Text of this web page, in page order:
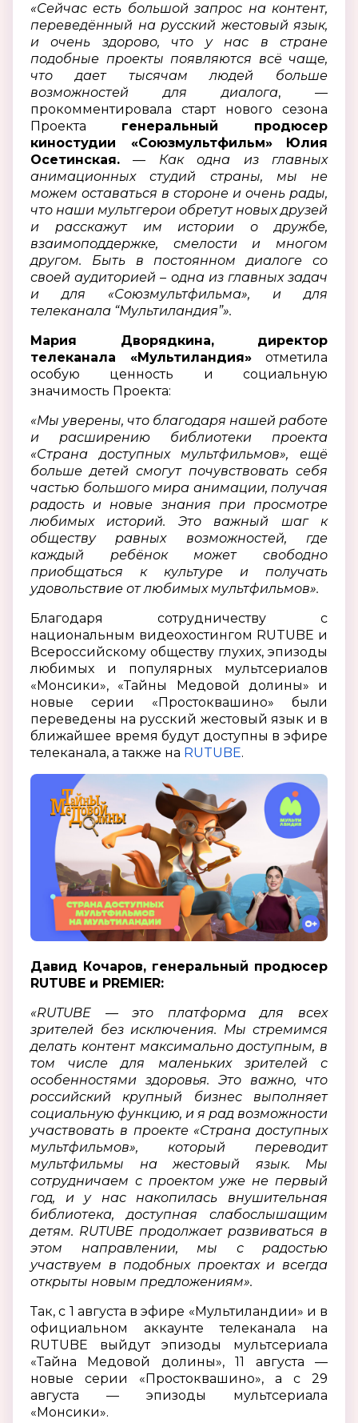
«Сейчас есть большой запрос на контент,
переведённый на русский жестовый язык,
и очень здорово, что у нас в стране
подобные проекты появляются всё чаще,
что дает тысячам людей больше
возможностей для диалога, —
прокомментировала старт нового сезона
Проекта генеральный продюсер
киностудии «Союзмультфильм»
Юлия
Осетинская. — Как одна из главных
анимационных студий страны, мы не
можем оставаться в стороне и очень рады,
что наши мультгерои обретут новых друзей
и расскажут им истории о дружбе,
взаимоподдержке, смелости и многом
другом. Быть в постоянном диалоге со
своей аудиторией – одна из главных задач
и для «Союзмультфильма», и для
телеканала “Мультиландия”».
Мария Дворядкина, директор
телеканала «Мультиландия» отметила
особую ценность и социальную
значимость Проекта:
«Мы уверены, что благодаря нашей работе
и расширению библиотеки проекта
«Страна доступных мультфильмов», ещё
больше детей смогут почувствовать себя
частью большого мира анимации, получая
радость и новые знания при просмотре
любимых историй. Это важный шаг к
обществу равных возможностей, где
каждый ребёнок может свободно
приобщаться к культуре и получать
удовольствие от любимых мультфильмов».
Благодаря сотрудничеству с
национальным видеохостингом RUTUBE и
Всероссийскому обществу глухих, эпизоды
любимых и популярных мультсериалов
«Монсики», «Тайны Медовой долины» и
новые серии «Простоквашино» были
переведены на русский жестовый язык и в
ближайшее время будут доступны в эфире
телеканала, а также на RUTUBE.
Давид Кочаров, генеральный продюсер
RUTUBE и PREMIER:
«RUTUBE — это платформа для всех
зрителей без исключения. Мы стремимся
делать контент максимально доступным, в
том числе для маленьких зрителей с
особенностями здоровья. Это важно, что
российский крупный бизнес выполняет
социальную функцию, и я рад возможности
участвовать в проекте «Страна доступных
мультфильмов», который переводит
мультфильмы на жестовый язык. Мы
сотрудничаем с проектом уже не первый
год, и у нас накопилась внушительная
библиотека, доступная слабослышащим
детям. RUTUBE продолжает развиваться в
этом направлении, мы с радостью
участвуем в подобных проектах и всегда
открыты новым предложениям».
Так, с 1 августа в эфире «Мультиландии» и в
официальном аккаунте телеканала на
RUTUBE выйдут эпизоды мультсериала
«Тайна Медовой долины», 11 августа —
новые серии «Простоквашино», а с 29
августа — эпизоды мультсериала
«Монсики».